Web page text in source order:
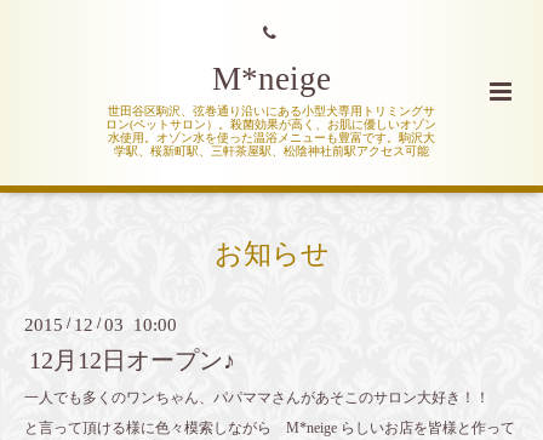
M*neige
世田谷区駒沢、弦巻通り沿いにある小型犬専用トリミングサ
ロン(ペットサロン）。殺菌効果が高く、お肌に優しいオゾン
水使用。オゾン水を使った温浴メニューも豊富です。駒沢大
学駅、桜新町駅、三軒茶屋駅、松陰神社前駅アクセス可能
お知らせ
2015 / 12 /03 10:00
12月12日オープン♪
一人でも多くのワンちゃん、パパママさんがあそこのサロン大好き！！
と言って頂ける様に色々模索しながら M*neige らしいお店を皆様と作って